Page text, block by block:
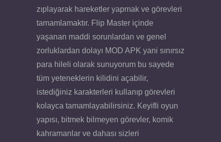
zıplayarak hareketler yapmak ve görevleri
tamamlamaktır. Flip Master içinde
yaşanan maddi sorunlardan ve genel
zorluklardan dolayı MOD APK yani sınırsız
para hileli olarak sunuyorum bu sayede
tüm yeteneklerin kilidini açabilir,
istediğiniz karakterleri kullanıp görevleri
kolayca tamamlayabilirsiniz. Keyifli oyun
yapısı, bitmek bilmeyen görevler, komik
kahramanlar ve dahası sizleri